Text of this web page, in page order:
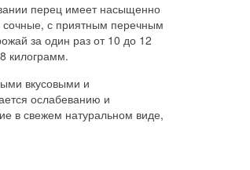
перец имеет насыщенно
сочные, с приятным перечным
за один раз от 10 до 12
килограмм.
вкусовыми и
ослабеванию и
в свежем натуральном виде,